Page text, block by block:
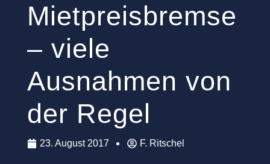
Mietpreisbremse
– viele
Ausnahmen von
der Regel
23. August 2017 F. Ritschel